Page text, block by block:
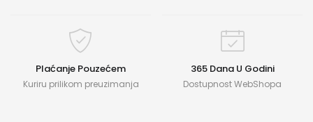
Plaćanje Pouzećem
Kuriru prilikom preuzimanja
365 Dana U Godini
Dostupnost WebShopa